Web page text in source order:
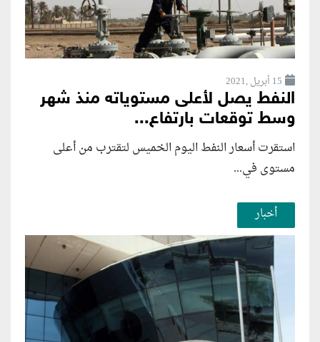
15 أبريل ,2021
النفط يصل لأعلى مستوياته منذ شهر
وسط توقعات بارتفاع...
استقرت أسعار النفط اليوم الخميس لتقترب من أعلى
مستوى في...
أخبار